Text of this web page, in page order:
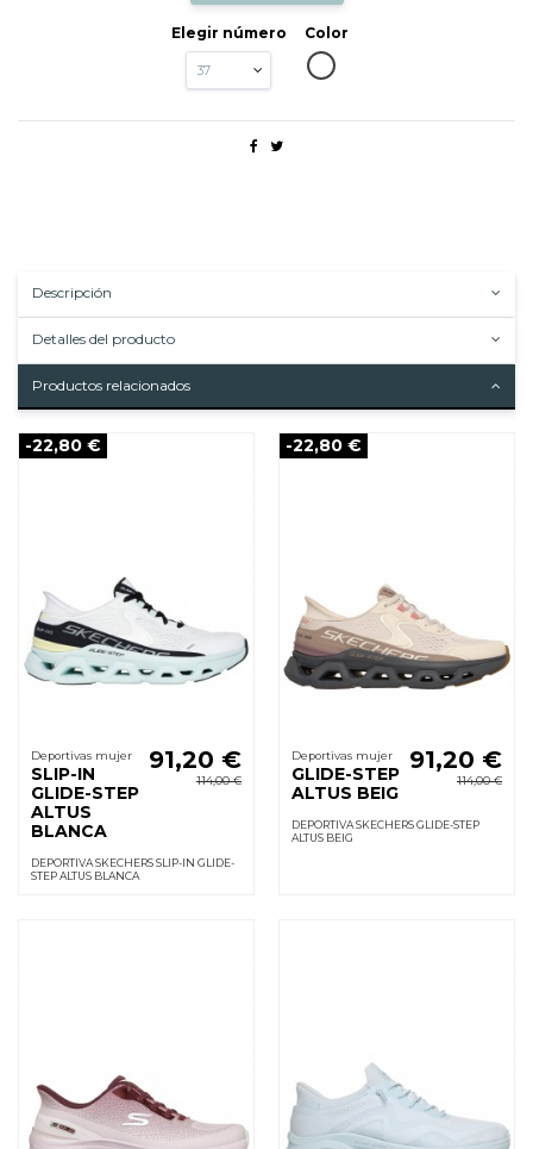
Elegir número
Color
BLANCO
Descripción
Detalles del producto
Productos relacionados
-22,80 €
Deportivas mujer
SLIP-IN
GLIDE-STEP
ALTUS
BLANCA
91,20 €
114,00 €
DEPORTIVA SKECHERS SLIP-IN GLIDE-
STEP ALTUS BLANCA
-22,80 €
Deportivas mujer
GLIDE-STEP
ALTUS BEIG
91,20 €
114,00 €
DEPORTIVA SKECHERS GLIDE-STEP
ALTUS BEIG